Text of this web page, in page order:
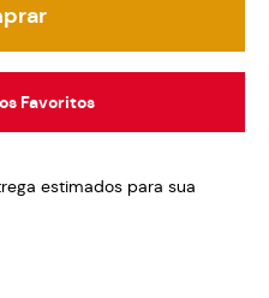
Favoritos
estimados para sua